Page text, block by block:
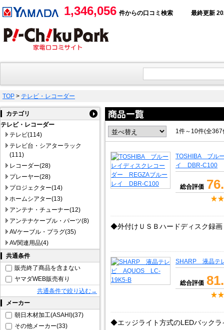
1,346,056 件からの口コミ検索 最終更新
TOP > テレビ・レコーダー
カテゴリ
テレビ・レコーダー
テレビ(114)
テレビ台・シアターラック
(111)
レコーダー(28)
プレーヤー(28)
プロジェクター(14)
ホームシアター(13)
アンテナ・チューナー(12)
アンテナケーブル・パーツ(8)
AVケーブル・プラグ(35)
AV関連用品(4)
共通条件
販売終了商品を含まない
ヤマダWEB販売有り
共通条件で絞り込む→
メーカー
朝日木材加工(ASAHI)(37)
その他メーカー(33)
1件～10件(全
TOSHIBA ブル
イ DBR-C100
総合評価
◆外付けＵＳＢハードディスク録画
SHARP 液晶テ
総合評価
◆エッジライト方式のLEDバックラ